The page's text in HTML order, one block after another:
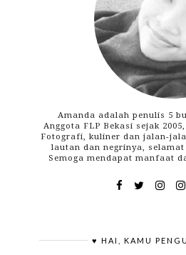
Amanda adalah penulis 5
Anggota FLP Bekasi sejak
Fotografi, kuliner dan jalan-
lautan dan negrinya, selamat
Semoga mendapat manfaat
♥ HAI, KAMU